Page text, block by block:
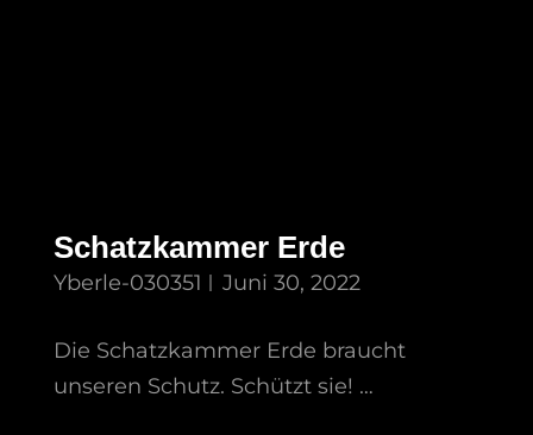
Schatzkammer Erde
Yberle-030351 Juni 30, 2022
Die Schatzkammer Erde braucht
unseren Schutz. Schützt sie! …